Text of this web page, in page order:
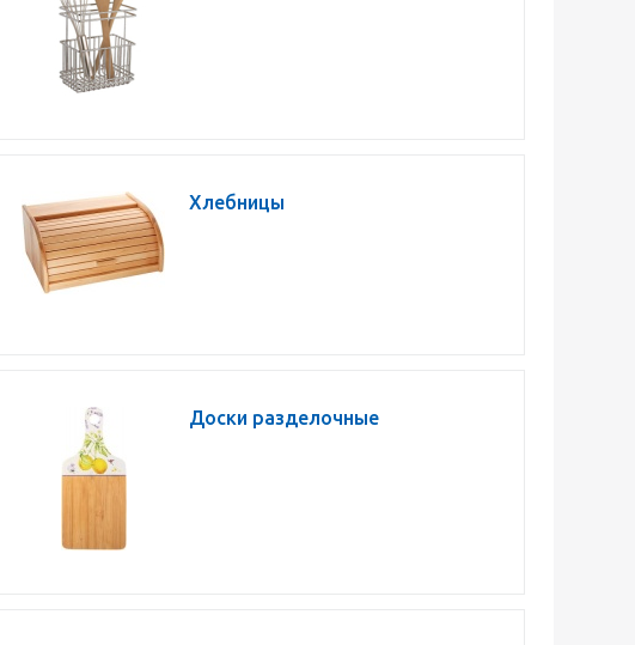
Хлебницы
Доски разделочные